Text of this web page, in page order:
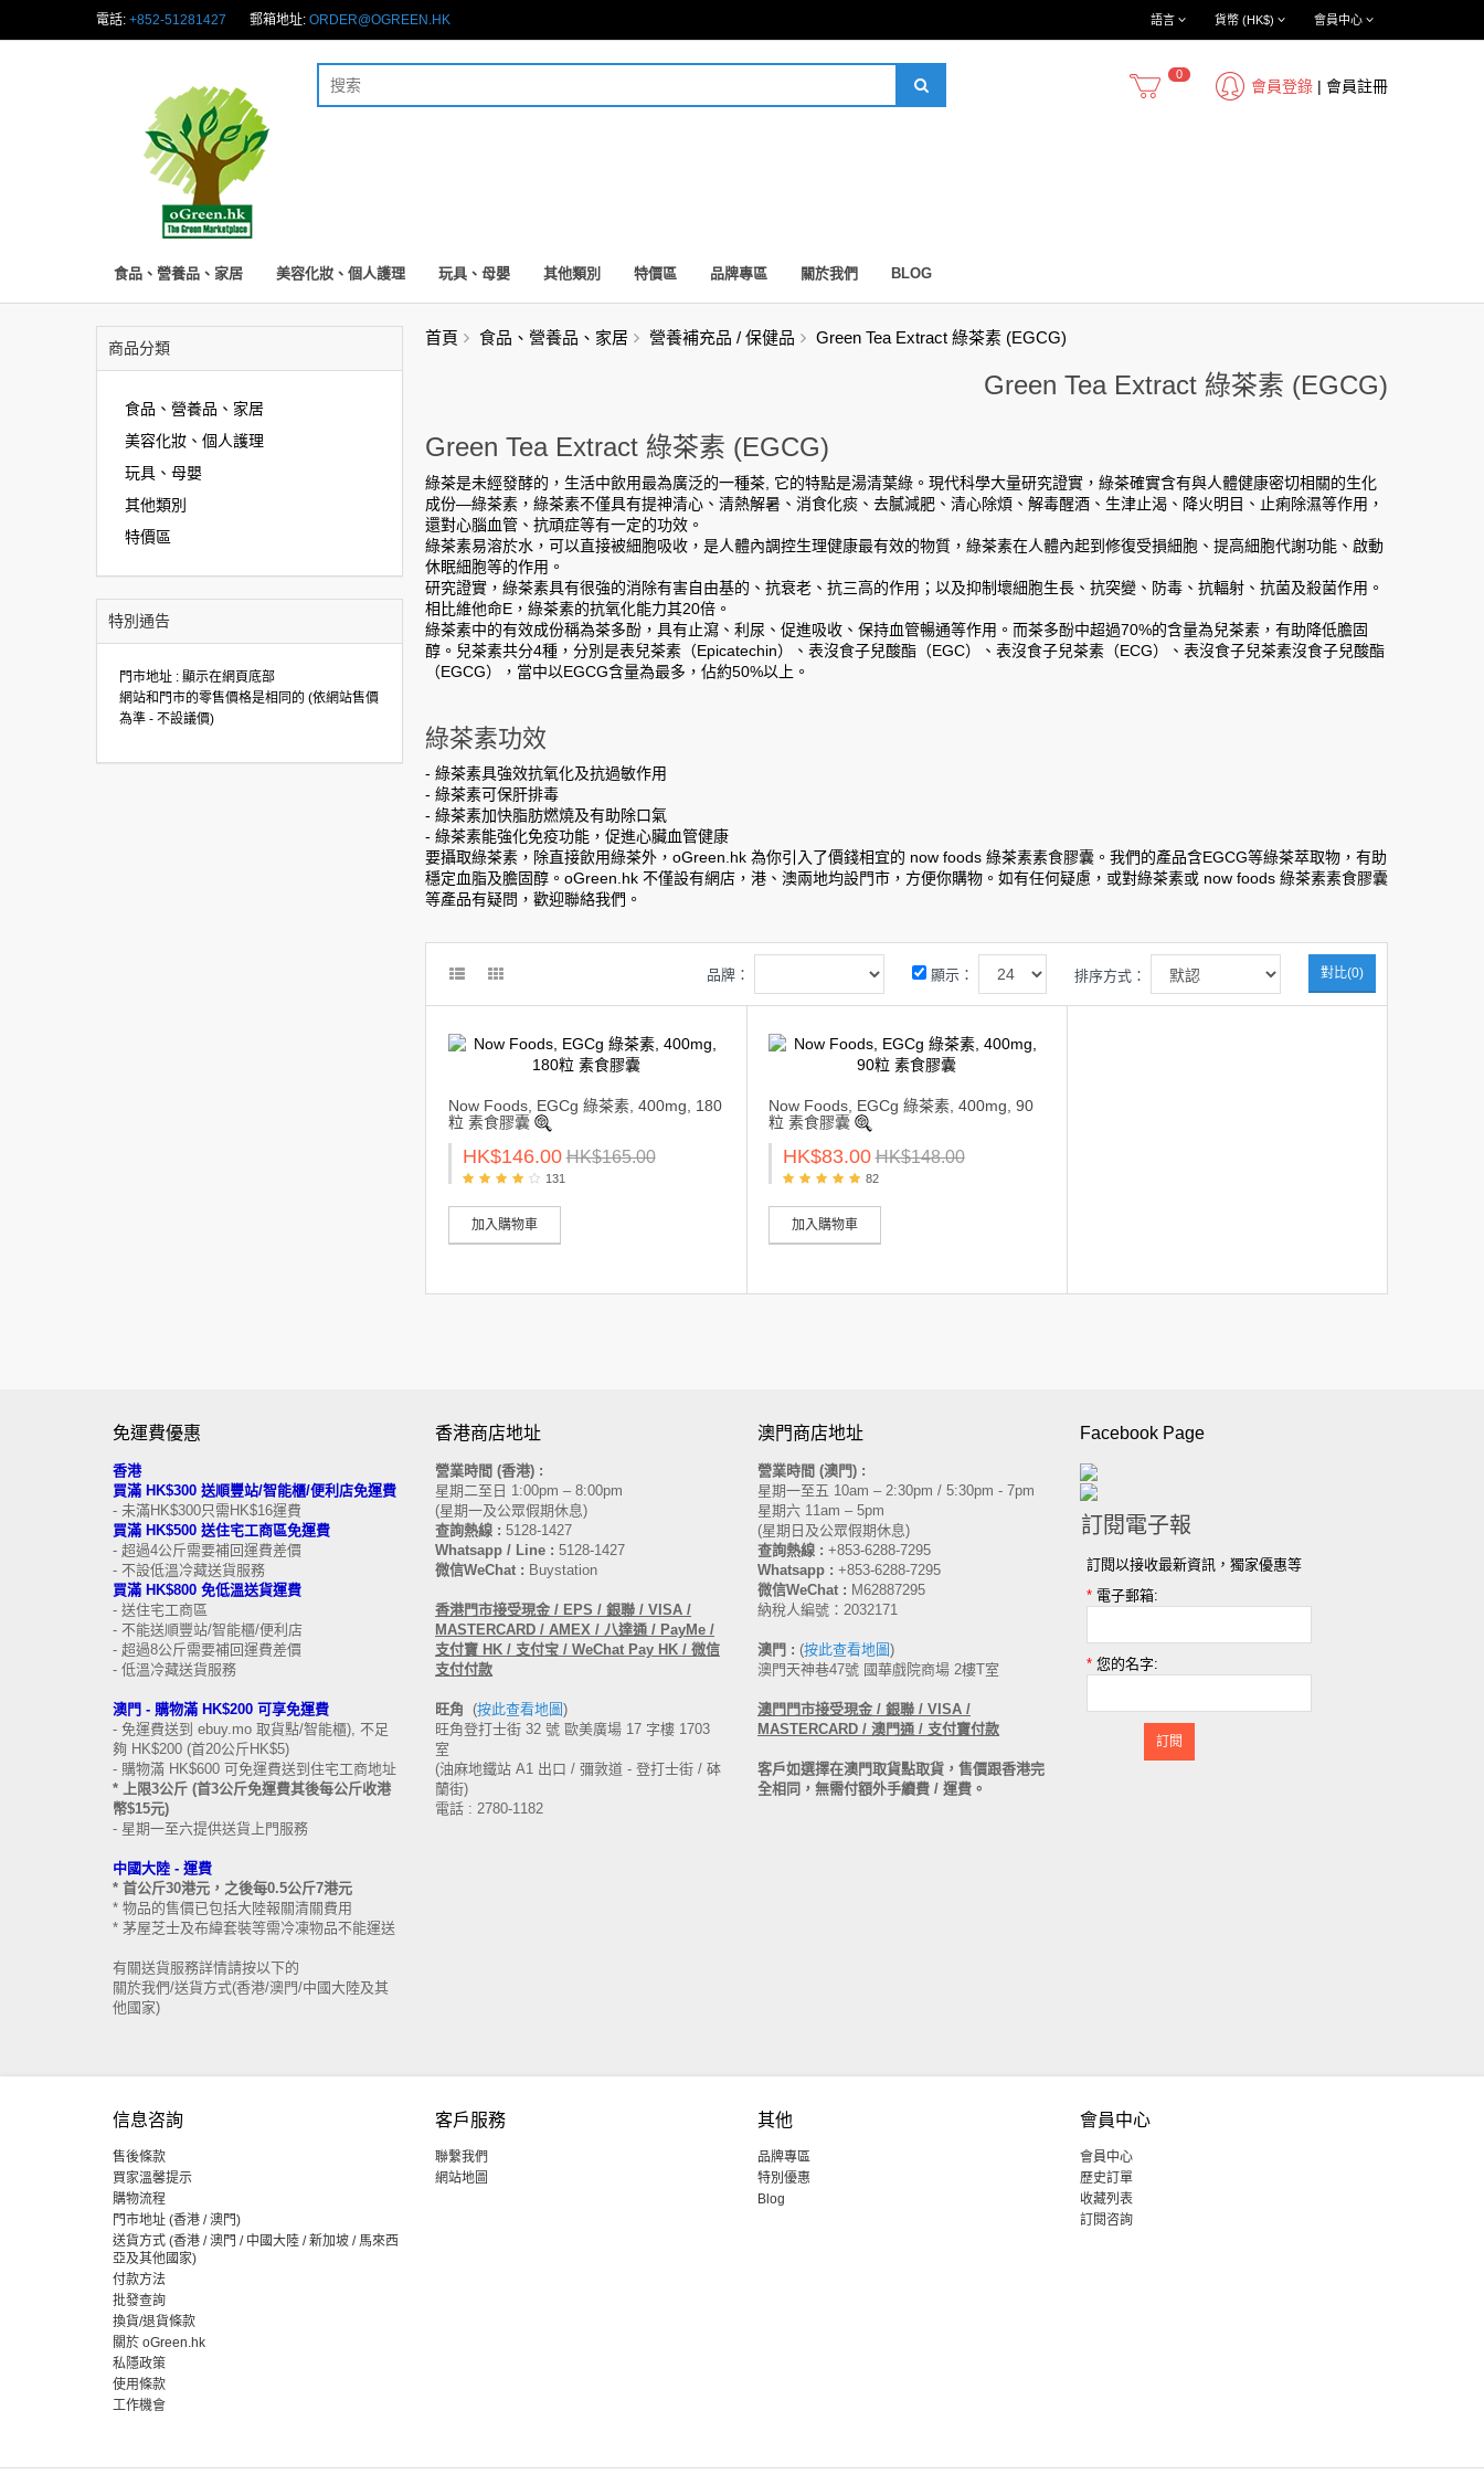
電話: +852-51281427 郵箱地址: ORDER@OGREEN.HK 會員中心
貨幣 (HK$)
語言
會員登錄 | 會員註冊
0
食品、營養品、家居 美容化妝、個人護理 玩具、母嬰 其他類別 特價區 品牌專區 關於我們 BLOG
商品分類
食品、營養品、家居
美容化妝、個人護理
玩具、母嬰
其他類別
特價區
特別通告
門市地址 : 顯示在網頁底部
網站和門市的零售價格是相同的 (依網站售價
為準 - 不設議價)
首頁 食品、營養品、家居 營養補充品 / 保健品 Green Tea Extract 綠茶素 (EGCG)
Green Tea Extract 綠茶素 (EGCG)
Green Tea Extract 綠茶素 (EGCG)
綠茶是未經發酵的，生活中飲用最為廣泛的一種茶, 它的特點是湯清葉綠。現代科學大量研究證實，綠茶確實含有與人體健康密切相關的生化
成份—綠茶素，綠茶素不僅具有提神清心、清熱解暑、消食化痰、去膩減肥、清心除煩、解毒醒酒、生津止渴、降火明目、止痢除濕等作用，
還對心腦血管、抗頑症等有一定的功效。
綠茶素易溶於水，可以直接被細胞吸收，是人體內調控生理健康最有效的物質，綠茶素在人體內起到修復受損細胞、提高細胞代謝功能、啟動
休眠細胞等的作用。
研究證實，綠茶素具有很強的消除有害自由基的、抗衰老、抗三高的作用；以及抑制壞細胞生長、抗突變、防毒、抗輻射、抗菌及殺菌作用。
相比維他命E，綠茶素的抗氧化能力其20倍。
綠茶素中的有效成份稱為茶多酚，具有止瀉、利尿、促進吸收、保持血管暢通等作用。而茶多酚中超過70%的含量為兒茶素，有助降低膽固
醇。兒茶素共分4種，分別是表兒茶素（Epicatechin）、表沒食子兒酸酯（EGC）、表沒食子兒茶素（ECG）、表沒食子兒茶素沒食子兒酸酯
（EGCG），當中以EGCG含量為最多，佔約50%以上。
綠茶素功效
- 綠茶素具強效抗氧化及抗過敏作用
- 綠茶素可保肝排毒
- 綠茶素加快脂肪燃燒及有助除口氣
- 綠茶素能強化免疫功能，促進心臟血管健康
要攝取綠茶素，除直接飲用綠茶外，oGreen.hk 為你引入了價錢相宜的 now foods 綠茶素素食膠囊。我們的產品含EGCG等綠茶萃取物，有助
穩定血脂及膽固醇。oGreen.hk 不僅設有網店，港、澳兩地均設門市，方便你購物。如有任何疑慮，或對綠茶素或 now foods 綠茶素素食膠囊
等產品有疑問，歡迎聯絡我們。
對比(0)
排序方式：
顯示：
品牌：
Now Foods, EGCg 綠茶素, 400mg, 180
粒 素食膠囊
HK$146.00 HK$165.00
131
加入購物車
Now Foods, EGCg 綠茶素, 400mg, 90
粒 素食膠囊
HK$83.00 HK$148.00
82
加入購物車
免運費優惠
香港
買滿 HK$300 送順豐站/智能櫃/便利店免運費
- 未滿HK$300只需HK$16運費
買滿 HK$500 送住宅工商區免運費
- 超過4公斤需要補回運費差價
- 不設低溫冷藏送貨服務
買滿 HK$800 免低溫送貨運費
- 送住宅工商區
- 不能送順豐站/智能櫃/便利店
- 超過8公斤需要補回運費差價
- 低溫冷藏送貨服務
澳門 - 購物滿 HK$200 可享免運費
- 免運費送到 ebuy.mo 取貨點/智能櫃), 不足
夠 HK$200 (首20公斤HK$5)
- 購物滿 HK$600 可免運費送到住宅工商地址
* 上限3公斤 (首3公斤免運費其後每公斤收港
幣$15元)
- 星期一至六提供送貨上門服務
中國大陸 - 運費
* 首公斤30港元，之後每0.5公斤7港元
* 物品的售價已包括大陸報關清關費用
* 茅屋芝士及布緯套裝等需冷凍物品不能運送
有關送貨服務詳情請按以下的
關於我們/送貨方式(香港/澳門/中國大陸及其
他國家)
香港商店地址
營業時間 (香港) :
星期二至日 1:00pm – 8:00pm
(星期一及公眾假期休息)
查詢熱線 : 5128-1427
Whatsapp / Line : 5128-1427
微信WeChat : Buystation
香港門市接受現金 / EPS / 銀聯 / VISA /
MASTERCARD / AMEX / 八達通 / PayMe /
支付寶 HK / 支付宝 / WeChat Pay HK / 微信
支付付款
旺角 (按此查看地圖)
旺角登打士街 32 號 歐美廣場 17 字樓 1703
室
(油麻地鐵站 A1 出口 / 彌敦道 - 登打士街 / 砵
蘭街)
電話 : 2780-1182
澳門商店地址
營業時間 (澳門) :
星期一至五 10am – 2:30pm / 5:30pm - 7pm
星期六 11am – 5pm
(星期日及公眾假期休息)
查詢熱線 : +853-6288-7295
Whatsapp : +853-6288-7295
微信WeChat : M62887295
納稅人編號：2032171
澳門 : (按此查看地圖)
澳門天神巷47號 國華戲院商場 2樓T室
澳門 門市接受現金 / 銀聯 / VISA /
MASTERCARD / 澳門通 / 支付寶付款
客戶如選擇在澳門取貨點取貨，售價跟香港完
全相同，無需付額外手續費 / 運費。
Facebook Page
訂閱電子報
訂閱以接收最新資訊，獨家優惠等
* 電子郵箱:
* 您的名字:
訂閱
信息咨詢
售後條款
買家溫馨提示
購物流程
門市地址 (香港 / 澳門)
送貨方式 (香港 / 澳門 / 中國大陸 / 新加坡 / 馬來西
亞及其他國家)
付款方法
批發查詢
換貨/退貨條款
關於 oGreen.hk
私隱政策
使用條款
工作機會
客戶服務
聯繫我們
網站地圖
其他
品牌專區
特別優惠
Blog
會員中心
會員中心
歷史訂單
收藏列表
訂閱咨詢